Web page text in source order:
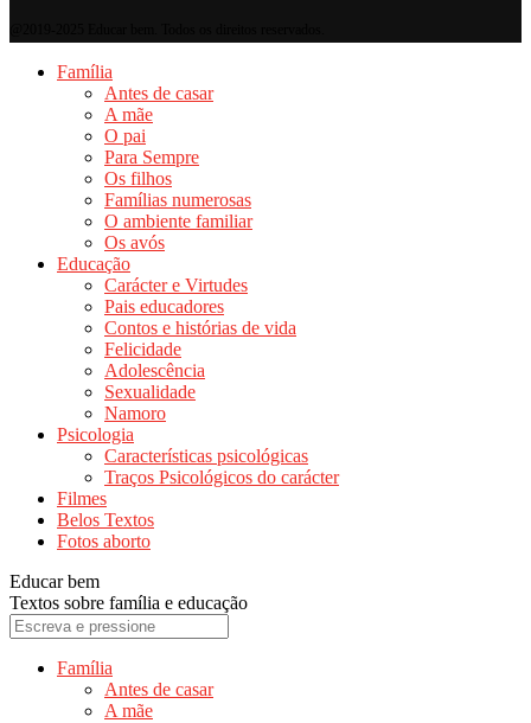
Família
Antes de casar
A mãe
O pai
Para Sempre
Os filhos
Famílias numerosas
O ambiente familiar
Os avós
Educação
Carácter e Virtudes
Pais educadores
Contos e histórias de vida
Felicidade
Adolescência
Sexualidade
Namoro
Psicologia
Características psicológicas
Traços Psicológicos do carácter
Filmes
Belos Textos
Fotos aborto
Educar bem
Textos sobre família e educação
Família
Antes de casar
A mãe